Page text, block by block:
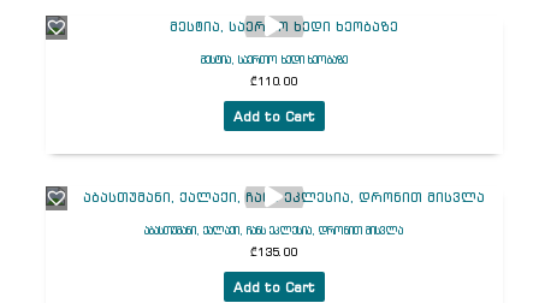
მესტია, საერთო ხედი ხეობაზე
₾110.00
Add to Cart
აბასთუმანი, ქალაქი, ჩანს ეკლესია, დრონით მისვლა
₾135.00
Add to Cart